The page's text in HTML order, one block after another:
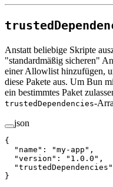
Anstatt beliebige Skripte
"standardmäßig sicheren"
einer Allowlist hinzufügen,
diese Pakete aus. Um Bun
ein bestimmtes Paket
trustedDependencies-
json
{
  "name"
: "my-app" ,
  "version"
: "1.0.0" ,
  "trustedDependencies"
}